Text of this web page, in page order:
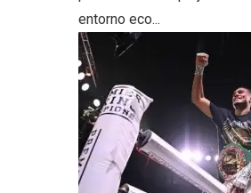
entorno eco...